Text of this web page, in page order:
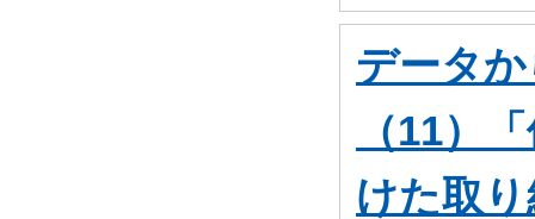
データ
（11）
けた取